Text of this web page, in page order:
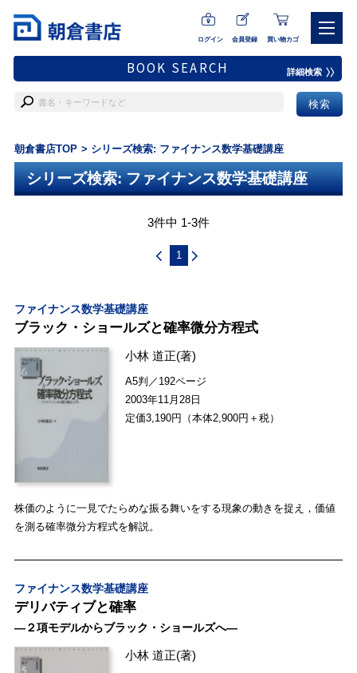
ログイン 会員登録 買い物カゴ
BOOK SEARCH 詳細検索
朝倉書店TOP シリーズ検索: ファイナンス数学基礎講座
シリーズ検索: ファイナンス数学基礎講座
3件中 1-3件
1
ファイナンス数学基礎講座
ブラック・ショールズと確率微分方程式
小林 道正(著)
A5判／192ページ
2003年11月28日
定価3,190円（本体2,900円＋税）
株価のように一見でたらめな振る舞いをする現象の動きを捉え，価値
を測る確率微分方程式を解説。
ファイナンス数学基礎講座
デリバティブと確率
―２項モデルからブラック・ショールズへ―
小林 道正(著)